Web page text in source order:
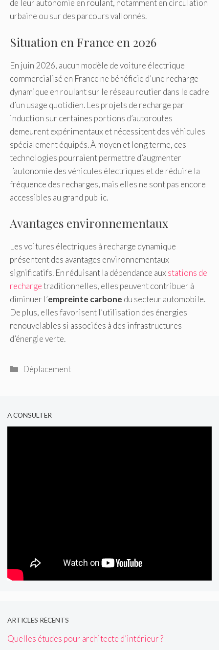
de leur autonomie en roulant, notamment en circulation
urbaine ou sur des parcours vallonnés.
Situation en France en 2026
En juin 2026, aucun modèle de voiture électrique
commercialisé en France ne bénéficie d’une recharge
dynamique en roulant sur le réseau routier dans le cadre
d’un usage quotidien. Les projets de recharge par
induction sur certaines portions d’autoroutes
demeurent expérimentaux et nécessitent des véhicules
spécialement équipés. À moyen et long terme, ces
technologies pourraient permettre d’augmenter
l’autonomie des véhicules électriques et de réduire la
fréquence des recharges, mais elles ne sont pas encore
accessibles au grand public.
Avantages environnementaux
Les voitures électriques à recharge dynamique
présentent des avantages environnementaux
significatifs. En réduisant la dépendance auxstations de
rechargetraditionnelles, elles peuvent contribuer à
diminuer l’empreinte carbone du secteur automobile.
De plus, elles favorisent l’utilisation des énergies
renouvelables si associées à des infrastructures
d’énergie verte.
Catégories
Déplacement
A CONSULTER
ARTICLES RÉCENTS
Quelles études pour architecte d’intérieur ?